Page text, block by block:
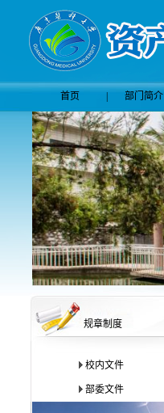
首页 部门简介
规章制度
校内文件
部委文件